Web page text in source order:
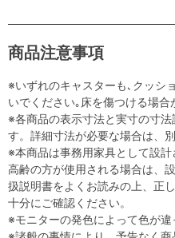
商品注意事項
※いずれのキャスターも､クッシ
いでください｡床を傷つける場合
※各商品の表示寸法と実寸の寸
す。詳細寸法が必要な場合は、
※本商品は事務用家具として設
高齢の方が使用される場合は、
扱説明書をよくお読みの上、正
十分にご確認ください。
※モニターの発色によって色が違